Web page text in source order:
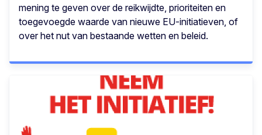
mening te geven over de reikwijdte, prioriteiten en
toegevoegde waarde van nieuwe EU-initiatieven, of
over het nut van bestaande wetten en beleid.